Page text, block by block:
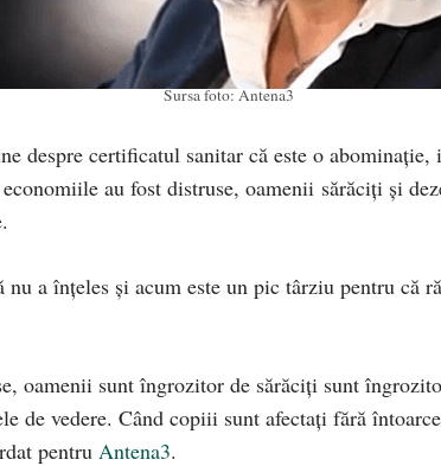
Sursa foto: Antena3
despre certificatul sanitar că este o
au fost distruse, oamenii sărăciți şi
a înțeles şi acum este un pic târziu pentru că
oamenii sunt îngrozitor de sărăciți sunt
de vedere. Când copiii sunt afectaţi fără
pentru Antena3.